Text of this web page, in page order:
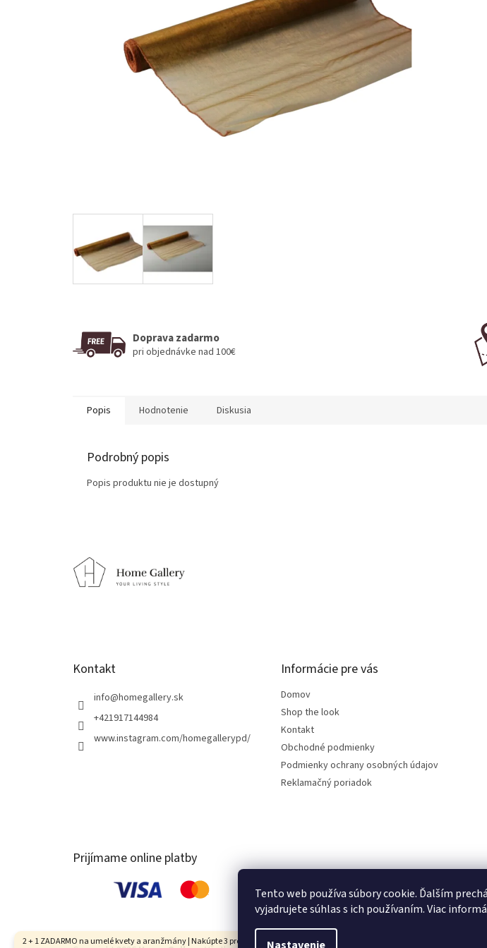
Tento web používa súbory cookie. Ďalším
vyjadrujete súhlas s ich používaním. Viac
2 + 1 ZADARMO na umelé kvety a aranžmány | Nakúpte 3 produkty, najlacnejší je
Doprava zadarmo
pri objednávke nad 100€
Popis Hodnotenie Diskusia
Podrobný popis
Popis produktu nie je dostupný
Kontakt
info@homegallery.sk
+421917144984
www.instagram.com/homegallerypd/
Informácie pre vás
Domov
Shop the look
Kontakt
Obchodné podmienky
Podmienky ochrany osobných údajov
Reklamačný poriadok
Prijímame online platby